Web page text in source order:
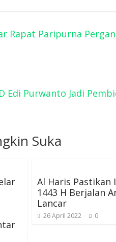
Rapat Paripurna
Edi Purwanto Jadi
Suka
Al Haris Pastikan
1443 H Berjalan
Lancar
26 April 2022 0